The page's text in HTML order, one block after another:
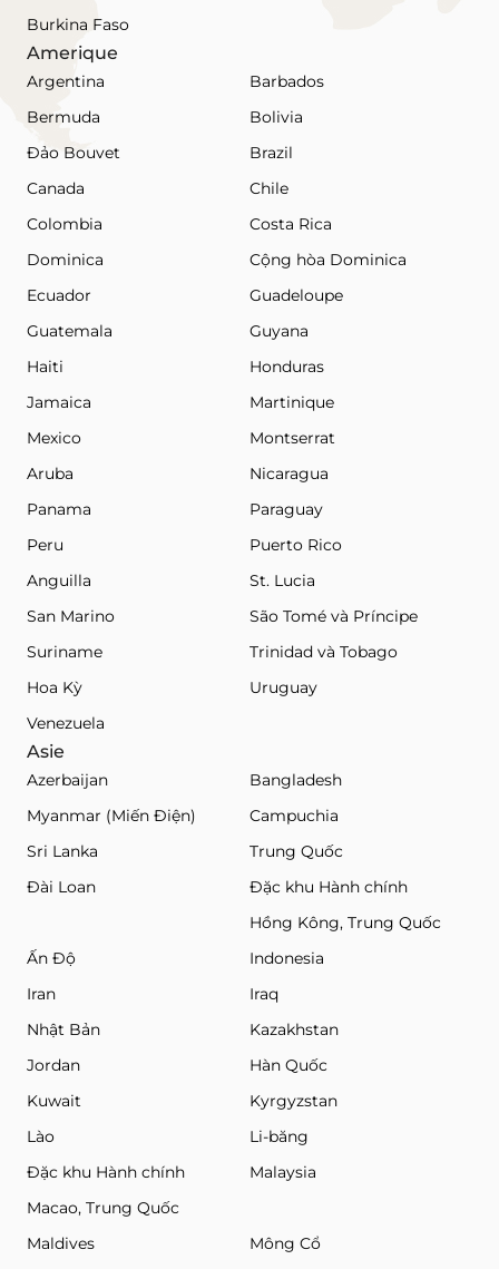
Burkina Faso
Amerique
Argentina
Barbados
Bermuda
Bolivia
Đảo Bouvet
Brazil
Canada
Chile
Colombia
Costa Rica
Dominica
Cộng hòa Dominica
Ecuador
Guadeloupe
Guatemala
Guyana
Haiti
Honduras
Jamaica
Martinique
Mexico
Montserrat
Aruba
Nicaragua
Panama
Paraguay
Peru
Puerto Rico
Anguilla
St. Lucia
San Marino
São Tomé và Príncipe
Suriname
Trinidad và Tobago
Hoa Kỳ
Uruguay
Venezuela
Asie
Azerbaijan
Bangladesh
Myanmar (Miến Điện)
Campuchia
Sri Lanka
Trung Quốc
Đài Loan
Đặc khu Hành chính
Hồng Kông, Trung Quốc
Ấn Độ
Indonesia
Iran
Iraq
Nhật Bản
Kazakhstan
Jordan
Hàn Quốc
Kuwait
Kyrgyzstan
Lào
Li-băng
Đặc khu Hành chính
Macao, Trung Quốc
Malaysia
Maldives
Mông Cổ